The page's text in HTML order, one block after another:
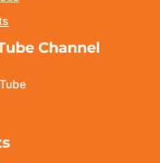
Channel